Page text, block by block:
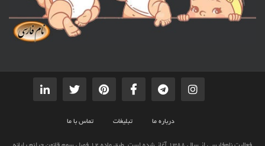
درباره ما تبلیغات تماس با ما